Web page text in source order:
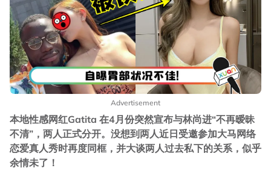
Advertisement
本地性感网红Gatita 在4月份突然宣布与林尚进“不再暧昧
不清”，两人正式分开。没想到两人近日受邀参加大马网络
恋爱真人秀时再度同框，并大谈两人过去私下的关系，似乎
余情未了！